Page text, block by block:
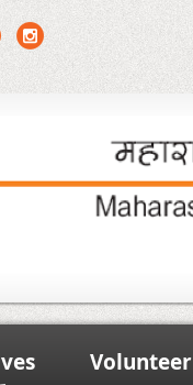
Volunteer